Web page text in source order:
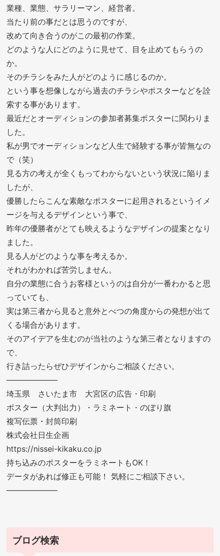
業種、業態、サラリーマン、経営者。
当たり前の事だとは思うのですが、
改めて向き合うのがこの最初の作業。
どのような人にどのように見せて、目を止めてもらうの
か。
そのチラシをみた人がどのように感じるのか。
という事を想像しながら過去のチラシやポスターなどを詮
索する事があります。
最近だとオーディションの参加者募集ポスターに関わりま
した。
私が男でオーディションなど人生で経験する事が皆無なの
で（笑）
見る方の考えが全くもってわからないという状況に陥りま
したが、
優勝したらこんな素敵なポスターに起用されるというイメ
ージを与えるデザインという事で、
昨年の優勝者がとても映えるようなデザインの提案となり
ました。
見る人がどのような事を考えるか。
それがわかれば苦労しません。
自分の業態に合うお客様というのは自分が一番わかると思
っていても、
実は第三者から見ると意外とべつの角度からの発想が出て
くる場合があります。
そのアイデアを生むのが当社のような第三者となりますの
で、
行き詰ったらぜひデザインからご相談ください。
——————–
埼玉県 さいたま市 大宮区の広告・印刷
ポスター（大判出力）・ラミネート・のぼり旗
複写伝票・封筒印刷
株式会社日生企画
https://nissei-kikaku.co.jp
持ち込みのポスターをラミネートもOK！
データがあれば修正も可能！ 気軽にご相談下さい。
——————–
ブログ検索